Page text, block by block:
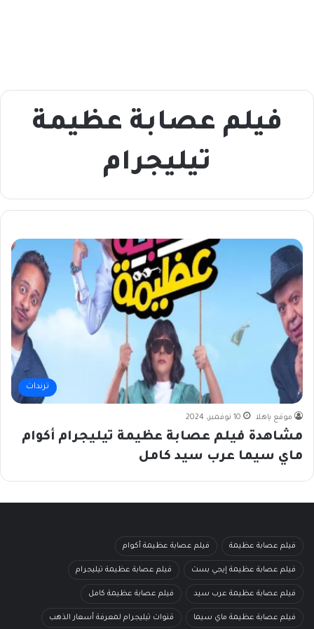
فيلم عصابة عظيمة
تيليجرام
ترندات
موقع ياهلا 10 نوفمبر، 2024
مشاهدة فيلم عصابة عظيمة تيليجرام أكوام
ماي سيما عرب سيد كامل
فيلم عصابة عظيمة فيلم عصابة عظيمة أكوام
فيلم عصابة عظيمة إيجي بست فيلم عصابة عظيمة تيليجرام
فيلم عصابة عظيمة عرب سيد فيلم عصابة عظيمة كامل
فيلم عصابة عظيمة ماي سيما قنوات تيليجرام لمعرفة أسعار الذهب